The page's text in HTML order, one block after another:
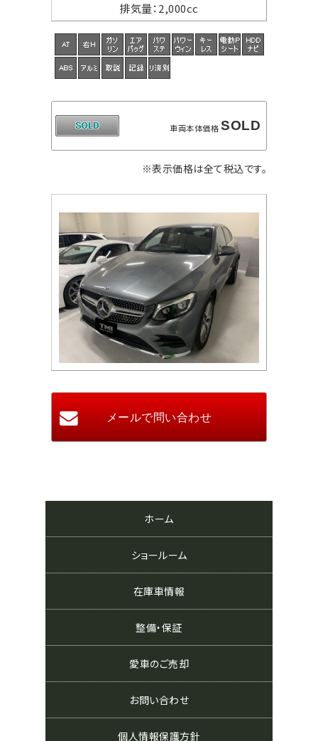
排気量： 2,000cc
車両本体価格SOLD
※表示価格は全て税込です。
ホーム
ショールーム
在庫車情報
整備・保証
愛車のご売却
お問い合わせ
個人情報保護方針